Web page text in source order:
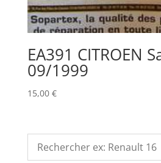
EA391 CITROEN
09/1999
15,00 €